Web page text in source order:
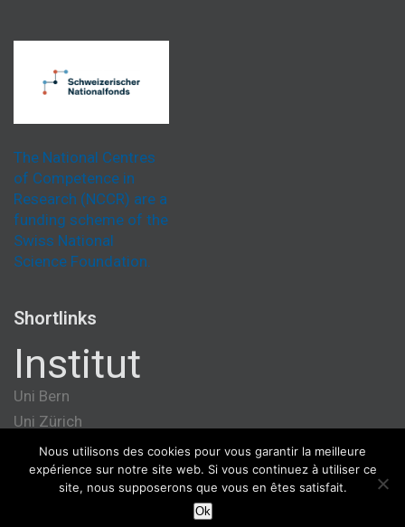
The National Centres
of Competence in
Research (NCCR) are a
funding scheme of the
Swiss National
Science Foundation.
Shortlinks
Institut
Uni Bern
Uni Zürich
Université de Genève
ETH Zürich
Nous utilisons des cookies pour vous garantir la meilleure
expérience sur notre site web. Si vous continuez à utiliser ce
site, nous supposerons que vous en êtes satisfait.
Ok